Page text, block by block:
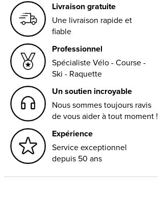
Livraison gratuite
Une livraison rapide et
fiable
Professionnel
Spécialiste Vélo - Course -
Ski - Raquette
Un soutien incroyable
Nous sommes toujours ravis
de vous aider à tout moment !
Expérience
Service exceptionnel
depuis 50 ans